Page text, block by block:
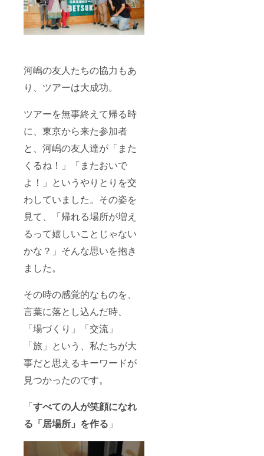
河嶋の友人たちの協力もあ
り、ツアーは大成功。
ツアーを無事終えて帰る時
に、東京から来た参加者
と、河嶋の友人達が「また
くるね！」「またおいで
よ！」というやりとりを交
わしていました。その姿を
見て、「帰れる場所が増え
るって嬉しいことじゃない
かな？」そんな思いを抱き
ました。
その時の感覚的なものを、
言葉に落とし込んだ時、
「場づくり」「交流」
「旅」という、私たちが大
事だと思えるキーワードが
見つかったのです。
「すべての人が笑顔になれ
る「居場所」を作る 」